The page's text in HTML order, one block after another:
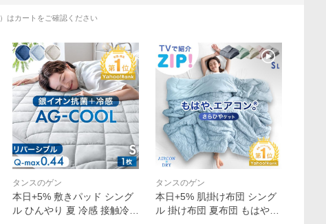
はカートをご確認ください
タンスのゲン
本日+5% 敷きパッド シング
ル ひんやり 夏 冷感 接触冷感
タンスのゲン
本日+5% 肌掛け布団 シング
ル 掛け布団 夏布団 もはや、